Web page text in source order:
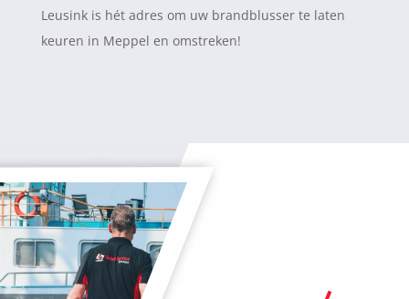
Leusink is hét adres om uw brandblusser te laten
keuren in Meppel en omstreken!